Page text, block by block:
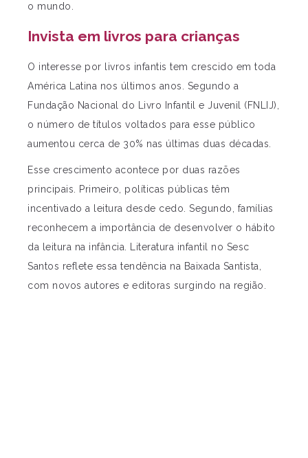
o mundo.
Invista em livros para crianças
O interesse por livros infantis tem crescido em toda
América Latina nos últimos anos. Segundo a
Fundação Nacional do Livro Infantil e Juvenil (FNLIJ),
o número de títulos voltados para esse público
aumentou cerca de 30% nas últimas duas décadas.
Esse crescimento acontece por duas razões
principais. Primeiro, políticas públicas têm
incentivado a leitura desde cedo. Segundo, famílias
reconhecem a importância de desenvolver o hábito
da leitura na infância. Literatura infantil no Sesc
Santos reflete essa tendência na Baixada Santista,
com novos autores e editoras surgindo na região.